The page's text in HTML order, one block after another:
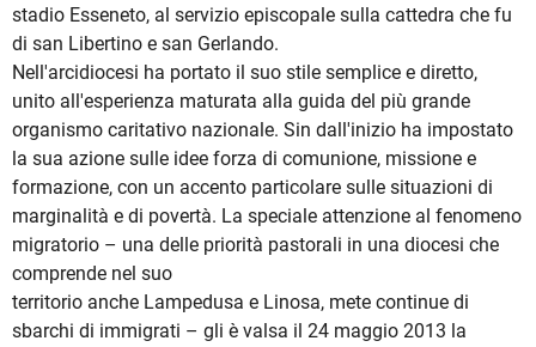
stadio Esseneto, al servizio episcopale sulla cattedra che fu
di san Libertino e san Gerlando.
Nell'arcidiocesi ha portato il suo stile semplice e diretto,
unito all'esperienza maturata alla guida del più grande
organismo caritativo nazionale. Sin dall'inizio ha impostato
la sua azione sulle idee forza di comunione, missione e
formazione, con un accento particolare sulle situazioni di
marginalità e di povertà. La speciale attenzione al fenomeno
migratorio – una delle priorità pastorali in una diocesi che
comprende nel suo
territorio anche Lampedusa e Linosa, mete continue di
sbarchi di immigrati – gli è valsa il 24 maggio 2013 la